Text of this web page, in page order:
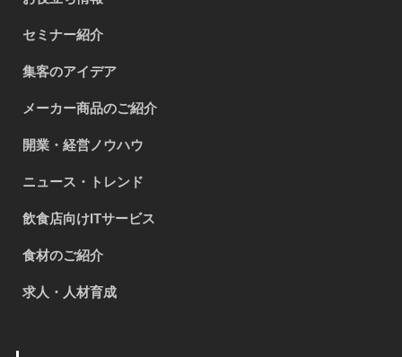
セミナー紹介
集客のアイデア
メーカー商品のご紹介
開業・経営ノウハウ
ニュース・トレンド
飲食店向けITサービス
食材のご紹介
求人・人材育成